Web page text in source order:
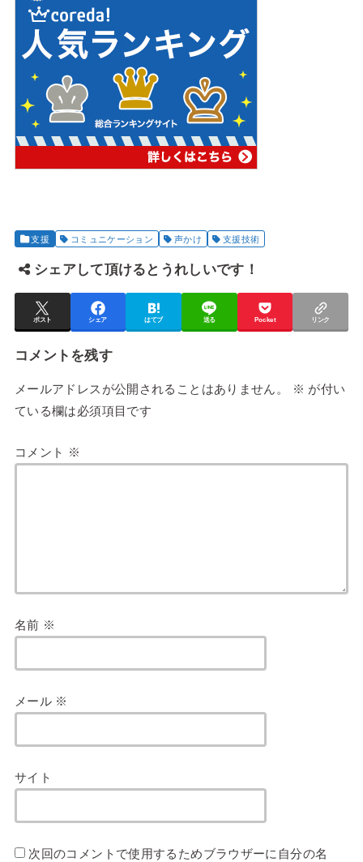
支援 コミュニケーション 声かけ 支援技術
シェアして頂けるとうれしいです！
ポスト シェア はてブ 送る Pocket リンク
コメントを残す
メールアドレスが公開されることはありません。 ※ が付い
ている欄は必須項目です
コメント ※
名前 ※
メール ※
サイト
次回のコメントで使用するためブラウザーに自分の名